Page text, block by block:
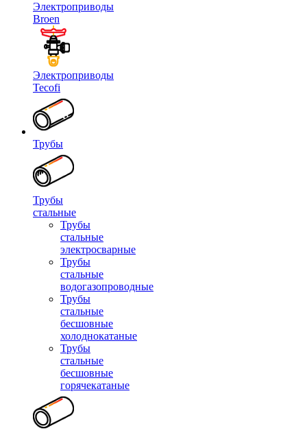
Электроприводы
Broen
Электроприводы
Tecofi
Трубы
Трубы
стальные
Трубы
стальные
электросварные
Трубы
стальные
водогазопроводные
Трубы
стальные
бесшовные
холоднокатаные
Трубы
стальные
бесшовные
горячекатаные